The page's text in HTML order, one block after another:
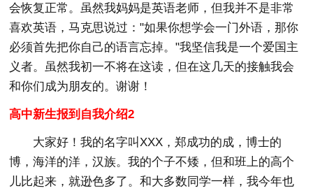
会恢复正常。虽然我妈妈是英语老师，但我并不是非常
喜欢英语，马克思说过："如果你想学会一门外语，那你
必须首先把你自己的语言忘掉。"我坚信我是一个爱国主
义者。虽然我初一不将在这读，但在这几天的接触我会
和你们成为朋友的。谢谢！
高中新生报到自我介绍2
大家好！我的名字叫XXX，郑成功的成，博士的
博，海洋的洋，汉族。我的个子不矮，但和班上的高个
儿比起来，就逊色多了。和大多数同学一样，我今年也